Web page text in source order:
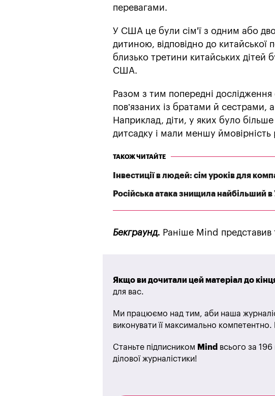
перевагами.
У США це були сім'ї з одним або
дитиною, відповідно до китайської
близько третини китайських дітей
США.
Разом з тим попередні дослідження
пов’язаних із братами й сестрами,
Наприклад, діти, у яких було
дитсадку і мали меншу
ТАКОЖ ЧИТАЙТЕ
Інвестиції в людей: сім уроків для
Російська атака знищила найбільший в
Бекграунд. Раніше Mind представив
Якщо ви дочитали цей матеріал до
для вас.
Ми працюємо над тим, аби наша
виконувати її максимально
Станьте підписником Mind всього за
ділової журналістики!